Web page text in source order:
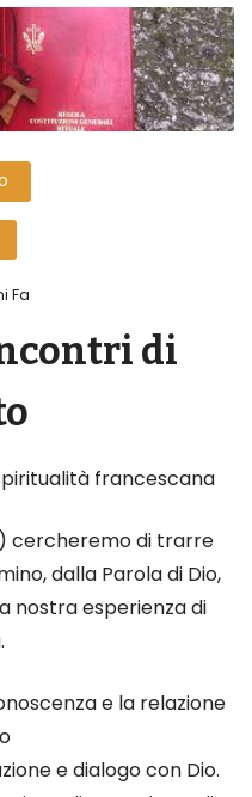
Fa
di
francescana
cercheremo di trarre
dalla Parola di Dio,
nostra esperienza di
e la relazione
e dialogo con Dio.